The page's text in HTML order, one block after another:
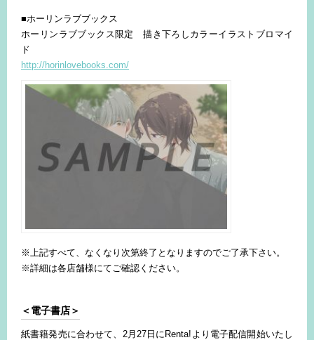
■ホーリンラブブックス
ホーリンラブブックス限定 描き下ろしカラーイラストブロマイ
ド
http://horinlovebooks.com/
※上記すべて、なくなり次第終了となりますのでご了承下さい。
※詳細は各店舗様にてご確認ください。
＜電子書店＞
紙書籍発売に合わせて、2月27日にRenta!より電子配信開始いたし